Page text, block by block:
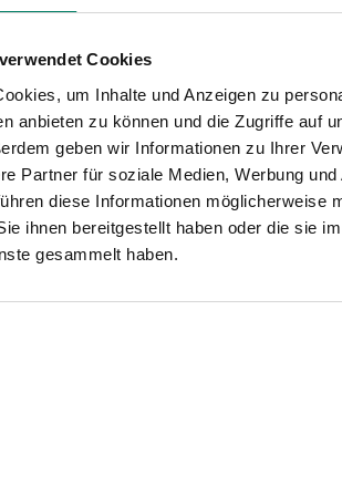
Cookies
um Inhalte und Anzeigen zu
anbieten zu können und die Zugriffe auf
geben wir Informationen zu Ihrer
Partner für soziale Medien, Werbung
diese Informationen möglicherweise
ihnen bereitgestellt haben oder die sie
gesammelt haben.
Verarbeitung und Nutzung der
nur, soweit diese für die Bearbeitung
Anfrage/Beschwerde erforderlich
Verfügung gestellten Informationen
genutzt, um repräsentative und
Qualitäts- und Problementwicklung im
zu können.
vorausgesetzt, leiten wir Deine Anfrage
an die zuständigen
SPNV-/ÖPNV-Aufgabenträger,
Eisenbahninfrastrukturunternehmen,
Sollte das Ergebnis im
Deiner Zufriedenheit ausfallen, kannst
Nahverkehr“ wenden.
Einrichtung der
Nordrhein-Westfalen, des Verbands
und von
aus NRW. Beachte bitte, dass die